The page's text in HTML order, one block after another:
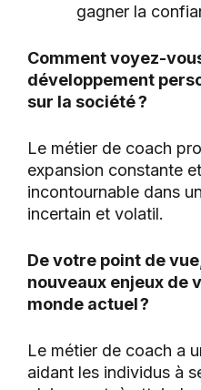
gagner la
Comment voyez-
développement
sur la société ?
Le métier de coach
expansion constante
incontournable dans
incertain et volatil.
De votre point de
nouveaux enjeux de
monde actuel ?
Le métier de coach a
aidant les individus à